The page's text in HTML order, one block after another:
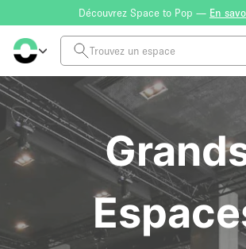
Découvrez Space to Pop — En